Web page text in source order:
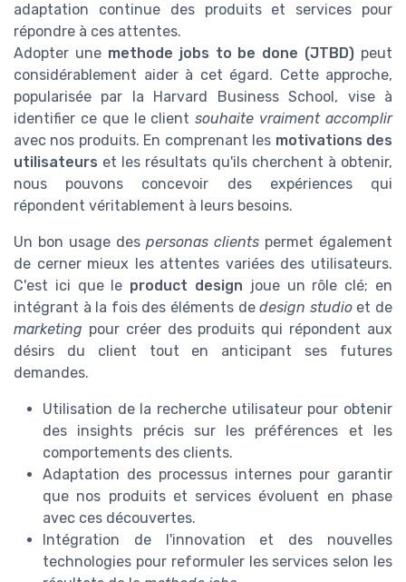
adaptation continue des produits et services pour
répondre à ces attentes.
Adopter une methode jobs to be done (JTBD) peut
considérablement aider à cet égard. Cette approche,
popularisée par la Harvard Business School, vise à
identifier ce que le clientsouhaite vraiment accomplir
avec nos produits. En comprenant les motivations des
utilisateurs et les résultats qu'ils cherchent à obtenir,
nous pouvons concevoir des expériences qui
répondent véritablement à leurs besoins.
Un bon usage des personas clients permet également
de cerner mieux les attentes variées des utilisateurs.
C'est ici que le product design joue un rôle clé; en
intégrant à la fois des éléments dedesign studioet de
marketing pour créer des produits qui répondent aux
désirs du client tout en anticipant ses futures
demandes.
Utilisation de la recherche utilisateur pour obtenir
des insights précis sur les préférences et les
comportements des clients.
Adaptation des processus internes pour garantir
que nos produits et services évoluent en phase
avec ces découvertes.
Intégration de l'innovation et des nouvelles
technologies pour reformuler les services selon les